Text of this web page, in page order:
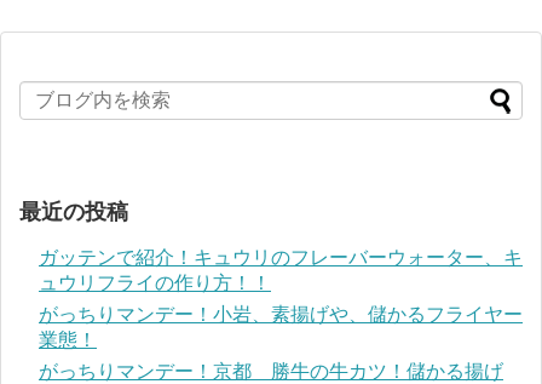
最近の投稿
ガッテンで紹介！キュウリのフレーバーウォーター、キ
ュウリフライの作り方！！
がっちりマンデー！小岩、素揚げや、儲かるフライヤー
業態！
がっちりマンデー！京都 勝牛の牛カツ！儲かる揚げ